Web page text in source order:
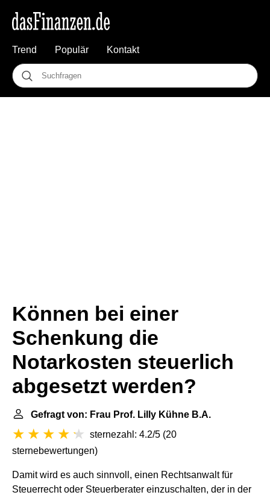
Trend Populär Kontakt
Können bei einer
Schenkung die
Notarkosten steuerlich
abgesetzt werden?
Gefragt von: Frau Prof. Lilly Kühne B.A.
sternezahl: 4.2/5 (20
sternebewertungen)
Damit wird es auch sinnvoll, einen Rechtsanwalt für
Steuerrecht oder Steuerberater einzuschalten, der in der